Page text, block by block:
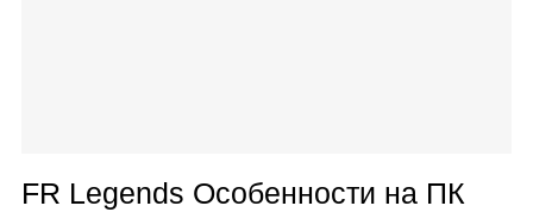
FR Legends Особенности на ПК